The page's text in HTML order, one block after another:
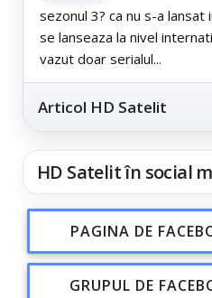
sezonul 3? ca nu s-a lansat
se lanseaza la nivel
vazut doar serialul...
Articol HD Satelit
HD Satelit în social
PAGINA DE
GRUPUL DE